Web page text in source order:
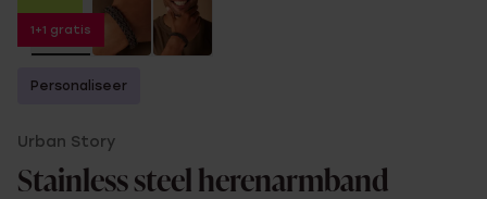
1+1 gratis
Personaliseer
Urban Story
Stainless steel herenarmband